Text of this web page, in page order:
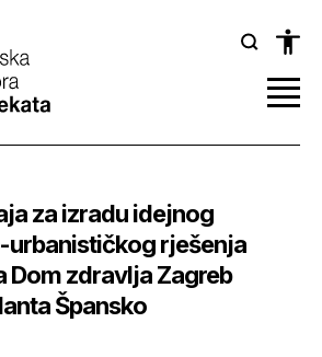
za izradu idejnog
urbanističkog rješenja
Dom zdravlja Zagreb
Špansko